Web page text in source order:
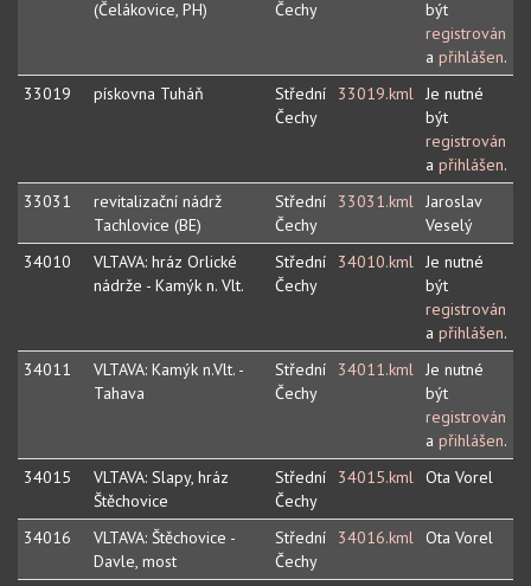
(Čelákovice, PH) Čechy
být
registrován
a přihlášen.
33019
pískovna Tuháň
Střední
Čechy
33019.kml Je nutné
být
registrován
a přihlášen.
33031
revitalizační nádrž
Tachlovice (BE)
Střední
Čechy
33031.kml Jaroslav
Veselý
34010
VLTAVA: hráz Orlické
nádrže - Kamýk n. Vlt.
Střední
Čechy
34010.kml Je nutné
být
registrován
a přihlášen.
34011
VLTAVA: Kamýk n.Vlt. -
Tahava
Střední
Čechy
34011.kml Je nutné
být
registrován
a přihlášen.
34015
VLTAVA: Slapy, hráz
Štěchovice
Střední
Čechy
34015.kml Ota Vorel
34016
VLTAVA: Štěchovice -
Davle, most
Střední
Čechy
34016.kml Ota Vorel